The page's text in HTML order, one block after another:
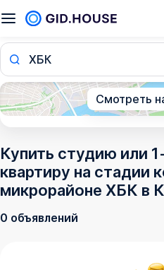
ХБК
Смотреть
Купить студию или
квартиру на стадии
микрорайоне ХБК в
0 объявлений